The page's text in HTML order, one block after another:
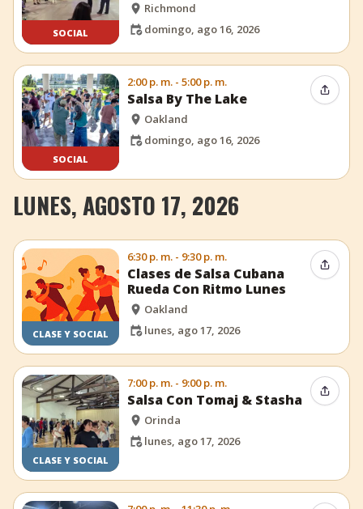
SOCIAL
Richmond
domingo, ago 16, 2026
SOCIAL
2:00 p. m. - 5:00 p. m.
Salsa By The Lake
Oakland
domingo, ago 16, 2026
LUNES, AGOSTO 17, 2026
CLASE Y SOCIAL
6:30 p. m. - 9:30 p. m.
Clases de Salsa Cubana
Rueda Con Ritmo Lunes
Oakland
lunes, ago 17, 2026
CLASE Y SOCIAL
7:00 p. m. - 9:00 p. m.
Salsa Con Tomaj & Stasha
Orinda
lunes, ago 17, 2026